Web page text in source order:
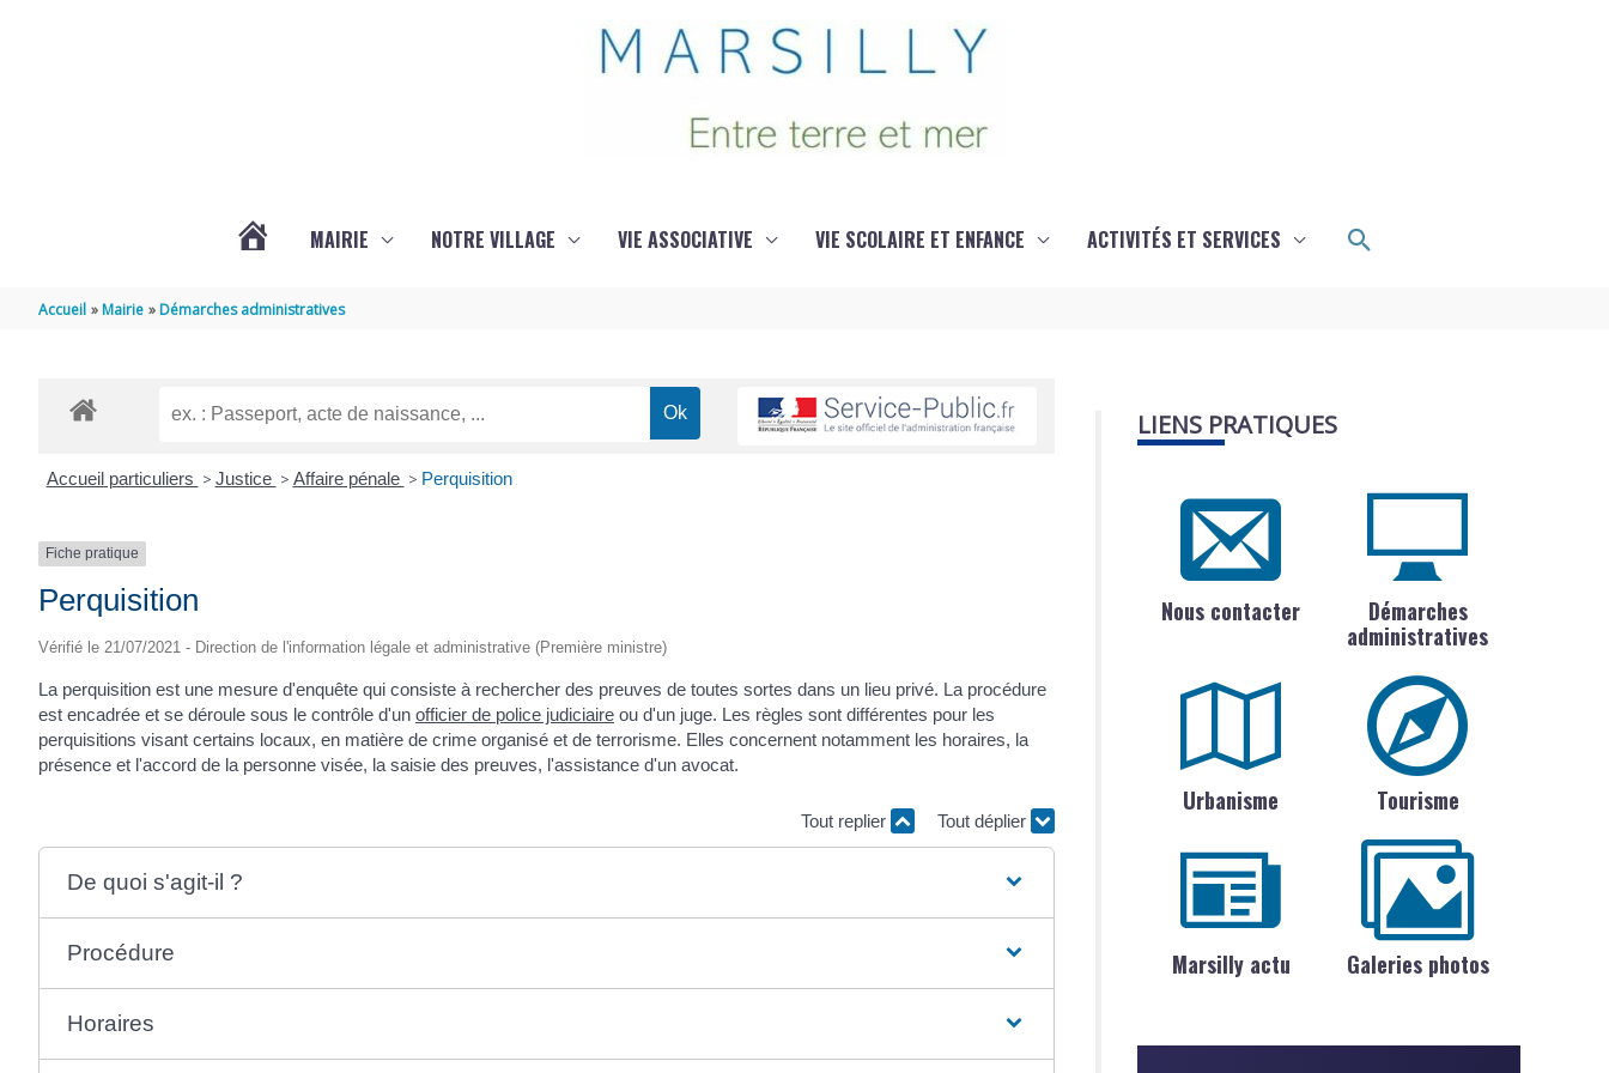
MARSILLY
MAIRIE NOTRE VILLAGE VIE ASSOCIATIVE VIE SCOLAIRE ET ENFANCE ACTIVITÉS ET SERVICES Rechercher
Accueil Mairie Démarches administratives
Accueil particuliers > Justice > Affaire pénale > Perquisition
Fiche pratique
Perquisition
Vérifié le 21/07/2021 - Direction de l'information légale et administrative (Première ministre)
La perquisition est une mesure d'enquête qui consiste à rechercher des preuves de toutes sortes dans un lieu privé. La procédure
est encadrée et se déroule sous le contrôle d'un officier de police judiciaire ou d'un juge. Les règles sont différentes pour les
perquisitions visant certains locaux, en matière de crime organisé et de terrorisme. Elles concernent notamment les horaires, la
présence et l'accord de la personne visée, la saisie des preuves, l'assistance d'un avocat.
Tout replier Tout déplier
De quoi s'agit-il ?
Procédure
Horaires
LIENS PRATIQUES
Nous contacter
Démarches
administratives
Urbanisme Tourisme
Marsilly actu Galeries photos